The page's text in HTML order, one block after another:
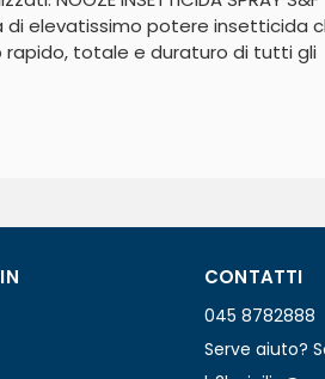
elevatissimo potere insetticida
rapido, totale e duraturo di tutti gli
CONTATTI
045 8782888
Serve aiuto?